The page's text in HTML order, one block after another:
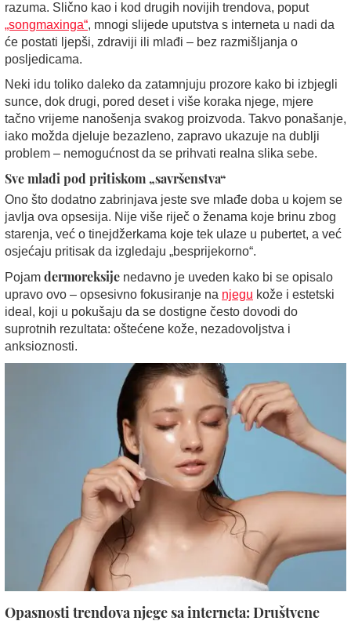
razuma. Slično kao i kod drugih novijih trendova, poput
„songmaxinga“, mnogi slijede uputstva s interneta u nadi da
će postati ljepši, zdraviji ili mlađi – bez razmišljanja o
posljedicama.
Neki idu toliko daleko da zatamnjuju prozore kako bi izbjegli
sunce, dok drugi, pored deset i više koraka njege, mjere
tačno vrijeme nanošenja svakog proizvoda. Takvo ponašanje,
iako možda djeluje bezazleno, zapravo ukazuje na dublji
problem – nemogućnost da se prihvati realna slika sebe.
Sve mlađi pod pritiskom „savršenstva“
Ono što dodatno zabrinjava jeste sve mlađe doba u kojem se
javlja ova opsesija. Nije više riječ o ženama koje brinu zbog
starenja, već o tinejdžerkama koje tek ulaze u pubertet, a već
osjećaju pritisak da izgledaju „besprijekorno“.
Pojam dermoreksije nedavno je uveden kako bi se opisalo
upravo ovo – opsesivno fokusiranje na njegu kože i estetski
ideal, koji u pokušaju da se dostigne često dovodi do
suprotnih rezultata: oštećene kože, nezadovoljstva i
anksioznosti.
Opasnosti trendova njege sa interneta: Društvene